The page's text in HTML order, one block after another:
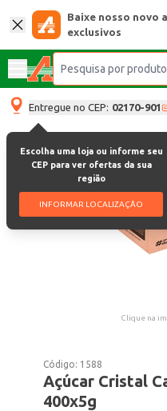
Baixe nosso novo
exclusivos
Entregue no CEP: 02170-901
Escolha uma loja ou informe seu
CEP para ver ofertas da sua
região
INFORMAR LOCALIZAÇÃO
Clique na
Código: 1588
Açúcar Cristal
400x5g